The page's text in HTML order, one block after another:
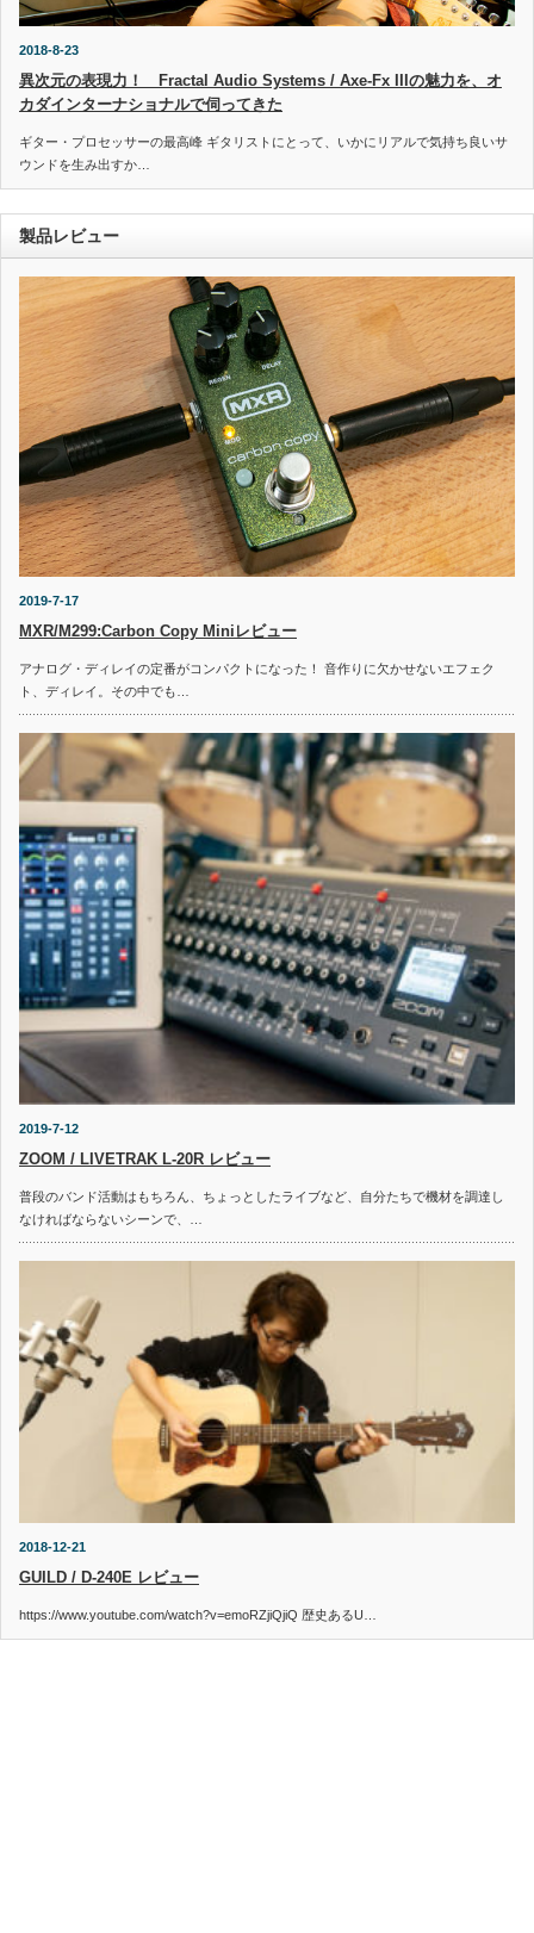
2018-8-23
異次元の表現力！ Fractal Audio Systems / Axe-Fx IIIの魅力を、オ
カダインターナショナルで伺ってきた
ギター・プロセッサーの最高峰 ギタリストにとって、いかにリアルで気持ち良いサ
ウンドを生み出すか…
製品レビュー
2019-7-17
MXR/M299:Carbon Copy Miniレビュー
アナログ・ディレイの定番がコンパクトになった！ 音作りに欠かせないエフェク
ト、ディレイ。その中でも…
2019-7-12
ZOOM / LIVETRAK L-20R レビュー
普段のバンド活動はもちろん、ちょっとしたライブなど、自分たちで機材を調達し
なければならないシーンで、…
2018-12-21
GUILD / D-240E レビュー
https://www.youtube.com/watch?v=emoRZjiQjiQ 歴史あるU…